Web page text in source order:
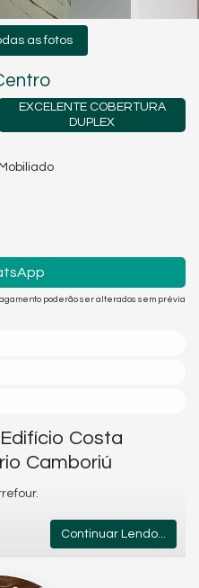
as fotos
EXCELENTE COBERTURA
DUPLEX
poderão ser alterados sem prévia
Costa
Camboriú
Continuar Lendo...